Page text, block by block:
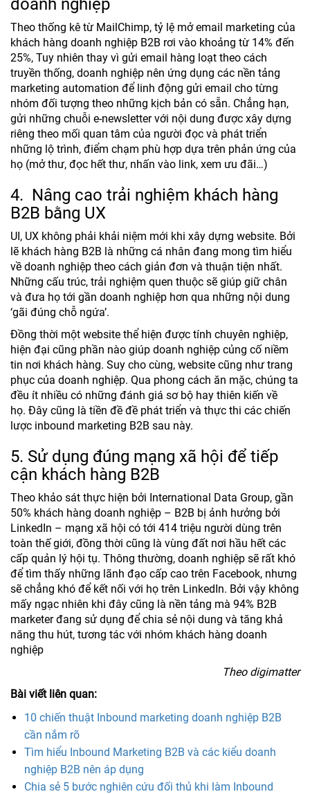
doanh nghiệp
Theo thống kê từ MailChimp, tỷ lệ mở email marketing của
khách hàng doanh nghiệp B2B rơi vào khoảng từ 14% đến
25%, Tuy nhiên thay vì gửi email hàng loạt theo cách
truyền thống, doanh nghiệp nên ứng dụng các nền tảng
marketing automation để linh động gửi email cho từng
nhóm đối tượng theo những kịch bản có sẵn. Chẳng hạn,
gửi những chuỗi e-newsletter với nội dung được xây dựng
riêng theo mối quan tâm của người đọc và phát triển
những lộ trình, điểm chạm phù hợp dựa trên phản ứng của
họ (mở thư, đọc hết thư, nhấn vào link, xem ưu đãi…)
4. Nâng cao trải nghiệm khách hàng
B2B bằng UX
UI, UX không phải khải niệm mới khi xây dựng website. Bởi
lẽ khách hàng B2B là những cá nhân đang mong tìm hiểu
về doanh nghiệp theo cách giản đơn và thuận tiện nhất.
Những cấu trúc, trải nghiệm quen thuộc sẽ giúp giữ chân
và đưa họ tới gần doanh nghiệp hơn qua những nội dung
‘gãi đúng chỗ ngứa’.
Đồng thời một website thể hiện được tính chuyên nghiệp,
hiện đại cũng phần nào giúp doanh nghiệp củng cố niềm
tin nơi khách hàng. Suy cho cùng, website cũng như trang
phục của doanh nghiệp. Qua phong cách ăn mặc, chúng ta
đều ít nhiều có những đánh giá sơ bộ hay thiên kiến về
họ. Đây cũng là tiền đề đề phát triển và thực thi các chiến
lược inbound marketing B2B sau này.
5. Sử dụng đúng mạng xã hội để tiếp
cận khách hàng B2B
Theo khảo sát thực hiện bởi International Data Group, gần
50% khách hàng doanh nghiệp – B2B bị ảnh hưởng bởi
LinkedIn – mạng xã hội có tới 414 triệu người dùng trên
toàn thế giới, đồng thời cũng là vùng đất nơi hầu hết các
cấp quản lý hội tụ. Thông thường, doanh nghiệp sẽ rất khó
để tìm thấy những lãnh đạo cấp cao trên Facebook, nhưng
sẽ chẳng khó để kết nối với họ trên LinkedIn. Bởi vậy không
mấy ngạc nhiên khi đây cũng là nền tảng mà 94% B2B
marketer đang sử dụng để chia sẻ nội dung và tăng khả
năng thu hút, tương tác với nhóm khách hàng doanh
nghiệp
Theo digimatter
Bài viết liên quan:
10 chiến thuật Inbound marketing doanh nghiệp B2B
cần nắm rõ
Tìm hiểu Inbound Marketing B2B và các kiểu doanh
nghiệp B2B nên áp dụng
Chia sẻ 5 bước nghiên cứu đối thủ khi làm Inbound